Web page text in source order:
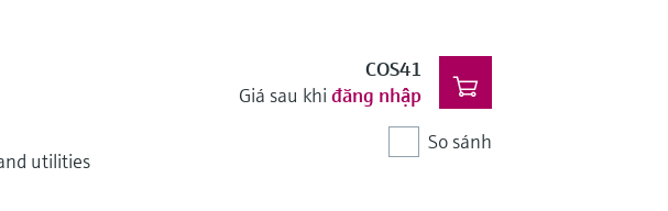
utilities
COS41
Giá sau khi đăng nhập
So sánh